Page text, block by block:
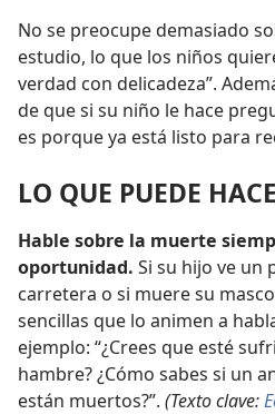
No se preocupe demasiado
estudio, lo que los niños
verdad con delicadeza”.
de que si su niño le hace
es porque ya está listo para
LO QUE PUEDE
Hable sobre la muerte
oportunidad. Si su hijo ve un
carretera o si muere su
sencillas que lo animen a
ejemplo: “¿Crees que esté
hambre? ¿Cómo sabes si un
están muertos?”. (Texto clave: